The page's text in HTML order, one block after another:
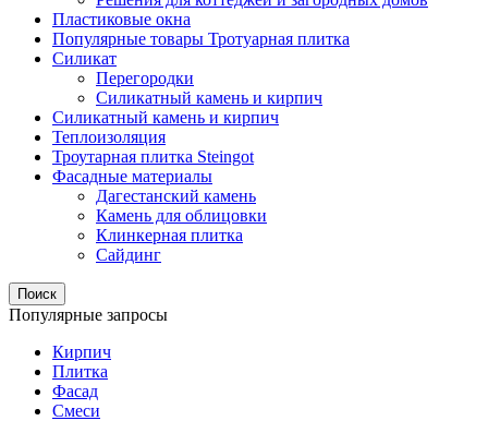
Пластиковые окна
Популярные товары Тротуарная плитка
Силикат
Перегородки
Силикатный камень и кирпич
Силикатный камень и кирпич
Теплоизоляция
Троутарная плитка Steingot
Фасадные материалы
Дагестанский камень
Камень для облицовки
Клинкерная плитка
Сайдинг
Поиск
Популярные запросы
Кирпич
Плитка
Фасад
Смеси